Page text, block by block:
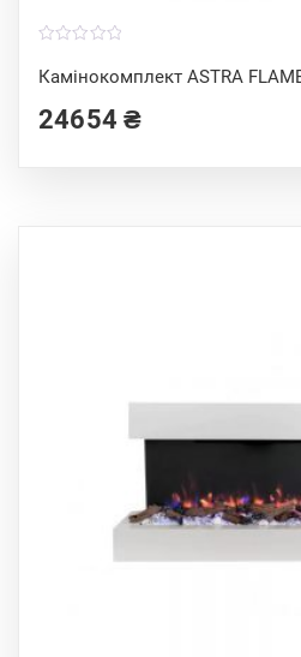
Камінокомплект ASTRA
o
u
o
f
24654₴